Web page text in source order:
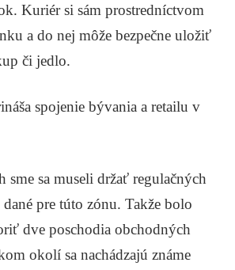
Kuriér si sám prostredníctvom
a do nej môže bezpečne uložiť
či jedlo.
spojenie bývania a retailu v
sme sa museli držať regulačných
pre túto zónu. Takže bolo
dve poschodia obchodných
okolí sa nachádzajú známe